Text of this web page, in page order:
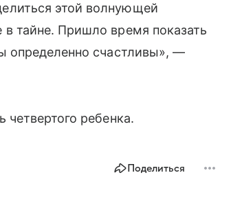
этой волнующей
тайне. Пришло время показать
определенно счастливы», —
четвертого ребенка.
Поделиться